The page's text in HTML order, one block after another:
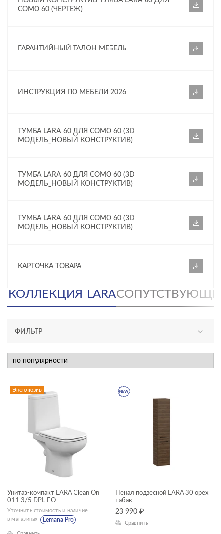
COMO 60 (ЧЕРТЕЖ)
ГАРАНТИЙНЫЙ ТАЛОН МЕБЕЛЬ
ИНСТРУКЦИЯ ПО МЕБЕЛИ 2026
ТУМБА LARA 60 ДЛЯ COMO 60 (3D
МОДЕЛЬ_НОВЫЙ КОНСТРУКТИВ)
ТУМБА LARA 60 ДЛЯ COMO 60 (3D
МОДЕЛЬ_НОВЫЙ КОНСТРУКТИВ)
ТУМБА LARA 60 ДЛЯ COMO 60 (3D
МОДЕЛЬ_НОВЫЙ КОНСТРУКТИВ)
КАРТОЧКА ТОВАРА
КОЛЛЕКЦИЯ LARA
ФИЛЬТР
новинка
эксклюзив
акриловые ванны
душевое оборудование
мебель для ванной
унитазы, биде, писсуары
ТИП ПРОДУКТА
Эксклюзив
Унитаз-компакт LARA Clean On
011 3/5 DPL EO
Уточнить стоимость и наличие
в магазинах
Lemana Pro
Пенал подвесной LARA 30 орех
табак
23 990 ₽
Сравнить